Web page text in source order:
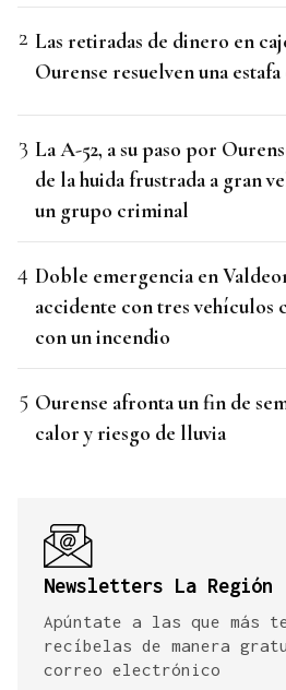
Las retiradas de dinero en
Ourense resuelven una
La A-52, a su paso por
de la huida frustrada a gran
un grupo criminal
Doble emergencia en
accidente con tres vehículos
con un incendio
Ourense afronta un fin de
calor y riesgo de lluvia
Newsletters La Región
Apúntate a las que más
recíbelas de manera
correo electrónico